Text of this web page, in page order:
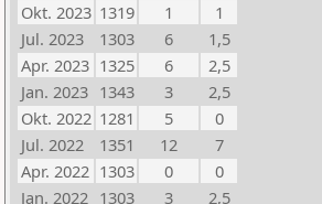
Okt. 2023 1319 1
1
Jul. 2023
1303 6
1,5
Apr. 2023 1325 6
2,5
Jan. 2023 1343 3
2,5
Okt. 2022 1281 5
0
Jul. 2022
1351 12
7
Apr. 2022 1303 0
0
Jan. 2022 1303 3
2,5